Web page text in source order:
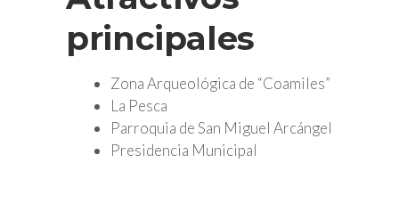
principales
Zona Arqueológica de “Coamiles”
La Pesca
Parroquia de San Miguel Arcángel
Presidencia Municipal